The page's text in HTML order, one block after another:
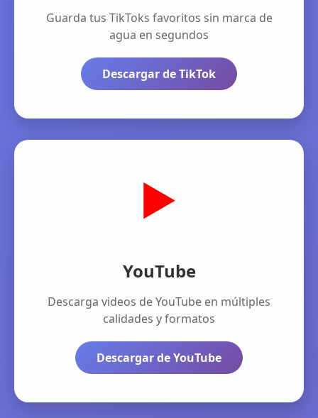
Guarda tus TikToks favoritos sin marca de
agua en segundos
Descargar de TikTok
▶️
YouTube
Descarga videos de YouTube en múltiples
calidades y formatos
Descargar de YouTube